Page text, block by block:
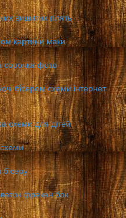
вишитих плять
картини маки
сорочка фото
бісером схеми інтернет
схеми для дітей
схеми
бісеру
фрекен бок